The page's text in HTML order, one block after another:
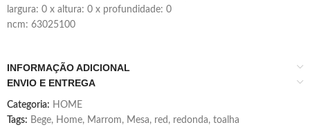
largura: 0 x altura: 0 x profundidade: 0
ncm: 63025100
INFORMAÇÃO ADICIONAL
ENVIO E ENTREGA
Categoria: HOME
Tags: Bege, Home, Marrom, Mesa, red , redonda, toalha